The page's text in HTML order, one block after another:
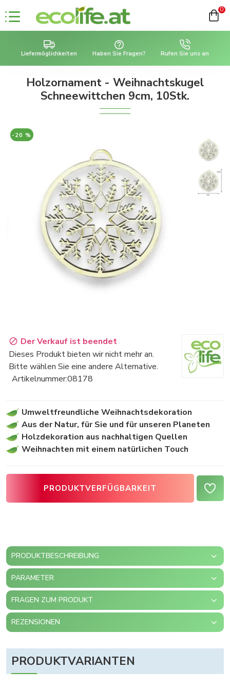
0
Liefermöglichkeiten Haben Sie Fragen? Rufen Sie uns an
Holzornament - Weihnachtskugel
Schneewittchen 9cm, 10Stk.
-20 %
Der Verkauf ist beendet
Dieses Produkt bieten wir nicht mehr an.
Bitte wählen Sie eine andere Alternative.
Artikelnummer:08178
Umweltfreundliche Weihnachtsdekoration
Aus der Natur, für Sie und für unseren Planeten
Holzdekoration aus nachhaltigen Quellen
Weihnachten mit einem natürlichen Touch
PRODUKTVERFÜGBARKEIT
PRODUKTBESCHREIBUNG
PARAMETER
FRAGEN ZUM PRODUKT
REZENSIONEN
PRODUKTVARIANTEN